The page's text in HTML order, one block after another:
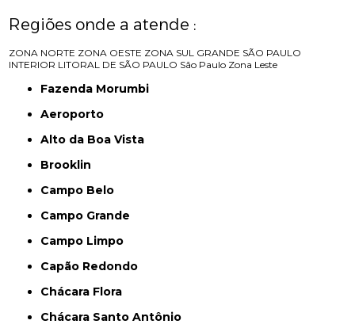
Regiões onde a atende :
ZONA NORTE ZONA OESTE ZONA SUL GRANDE SÃO PAULO
INTERIOR LITORAL DE SÃO PAULO São Paulo Zona Leste
Fazenda Morumbi
Aeroporto
Alto da Boa Vista
Brooklin
Campo Belo
Campo Grande
Campo Limpo
Capão Redondo
Chácara Flora
Chácara Santo Antônio